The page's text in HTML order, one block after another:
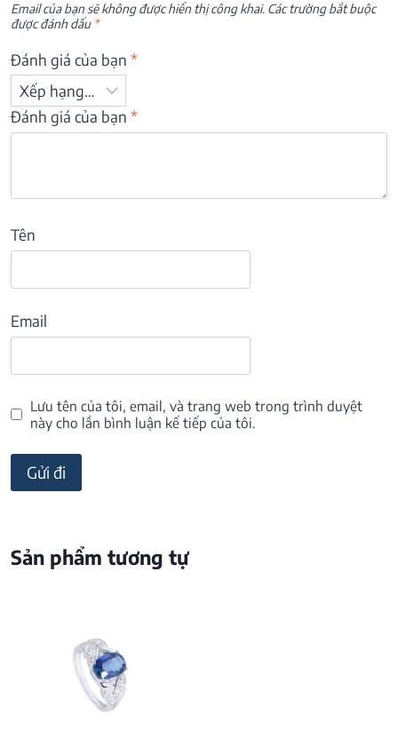
Email của bạn sẽ không được hiển thị công khai. Các trường bắt buộc
được đánh dấu *
Đánh giá của bạn *
Đánh giá của bạn *
Tên
Email
Lưu tên của tôi, email, và trang web trong trình duyệt
này cho lần bình luận kế tiếp của tôi.
Sản phẩm tương tự